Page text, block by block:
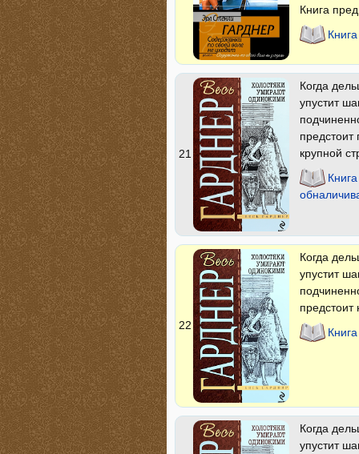
Книга
21
Когда
упустит
предстоит
крупной
22
Когда
упустит
предстоит
Когда
упустит